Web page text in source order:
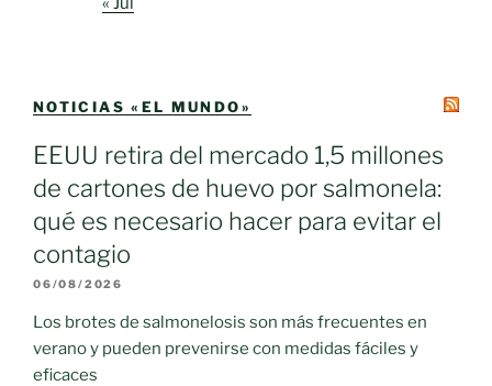
NOTICIAS «EL MUNDO»
EEUU retira del mercado 1,5 millones
de cartones de huevo por salmonela:
qué es necesario hacer para evitar el
contagio
06/08/2026
Los brotes de salmonelosis son más frecuentes en
verano y pueden prevenirse con medidas fáciles y
eficaces